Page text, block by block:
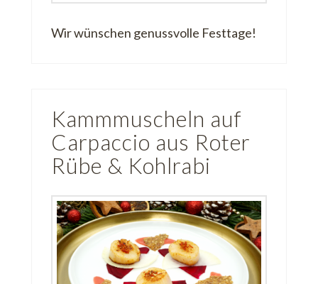
Wir wünschen genussvolle Festtage!
Kammmuscheln auf
Carpaccio aus Roter
Rübe & Kohlrabi